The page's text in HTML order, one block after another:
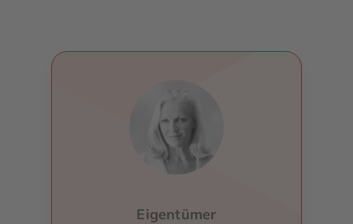
Eigentümer